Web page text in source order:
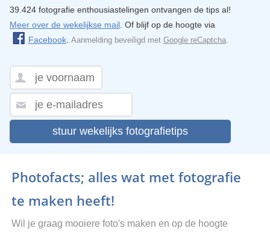
39.424 fotografie enthousiastelingen ontvangen de tips al!
Meer over de wekelijkse mail. Of blijf op de hoogte via
Facebook. Aanmelding beveiligd met Google reCaptcha.
stuur wekelijks fotografietips
Photofacts; alles wat met fotografie
te maken heeft!
Wil je graag mooiere foto's maken en op de hoogte